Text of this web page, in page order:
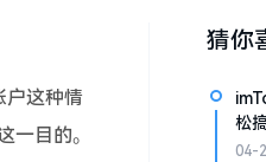
户这种情
目的。
猜你
松
04-